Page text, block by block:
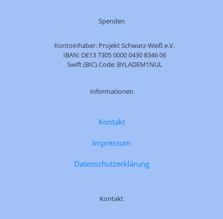
Spenden
Kontoinhaber: Projekt Schwarz-Weiß e.V.
IBAN: DE13 7305 0000 0430 8346 06
Swift (BIC) Code: BYLADEM1NUL
Informationen
Kontakt
Impressum
Datenschutzerklärung
Kontakt